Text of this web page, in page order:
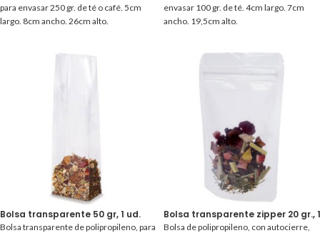
para envasar 250 gr. de té o café. 5cm
largo. 8cm ancho. 26cm alto.
envasar 100 gr. de té. 4cm largo. 7cm
ancho. 19,5cm alto.
Bolsa transparente 50 gr, 1 ud.
Bolsa transparente de polipropileno, para
Bolsa transparente zipper 20 gr.,
Bolsa de polipropileno, con autocierre,